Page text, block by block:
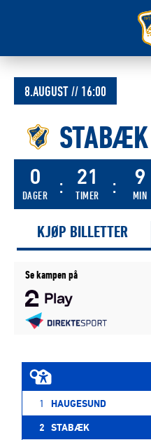
stabak.no
8.AUGUST // 16:00
STABÆK
0
DAGER
21
TIMER
9
MIN
KJØP BILLETTER
Se kampen på
1 HAUGESUND
2 STABÆK